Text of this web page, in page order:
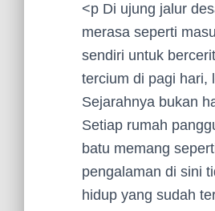
<p Di ujung jalur
merasa seperti
sendiri untuk
tercium di pagi hari,
Sejarahnya bukan
Setiap rumah
batu memang
pengalaman di sini
hidup yang sudah